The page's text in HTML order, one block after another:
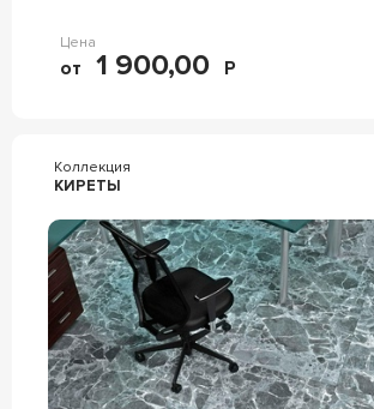
Цена
от 1 900,00 Р
Коллекция
КИРЕТЫ